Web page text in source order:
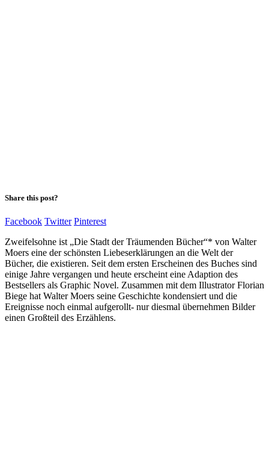
Share this post?
Facebook Twitter Pinterest
Zweifelsohne ist „Die Stadt der Träumenden Bücher“* von Walter
Moers eine der schönsten Liebeserklärungen an die Welt der
Bücher, die existieren. Seit dem ersten Erscheinen des Buches sind
einige Jahre vergangen und heute erscheint eine Adaption des
Bestsellers als Graphic Novel. Zusammen mit dem Illustrator Florian
Biege hat Walter Moers seine Geschichte kondensiert und die
Ereignisse noch einmal aufgerollt- nur diesmal übernehmen Bilder
einen Großteil des Erzählens.